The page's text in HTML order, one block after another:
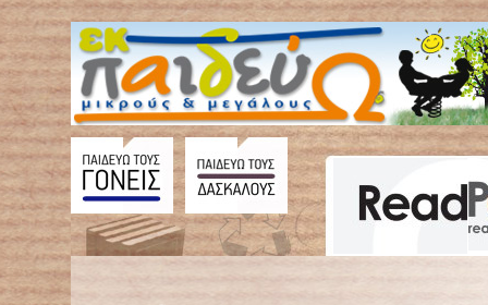
Η ρύπανση αυξάνει τις γεννήσεις παιδιών με αυτισμό